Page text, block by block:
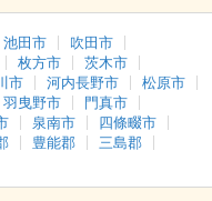
池田市
吹田市
枚方市
茨木市
市 河内長野市
松原市
羽曳野市
門真市
泉南市
四條畷市
豊能郡
三島郡